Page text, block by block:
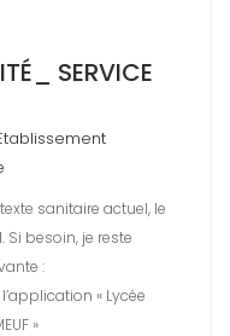
SERVICE
sanitaire actuel, le
besoin, je reste
:
« Lycée
»